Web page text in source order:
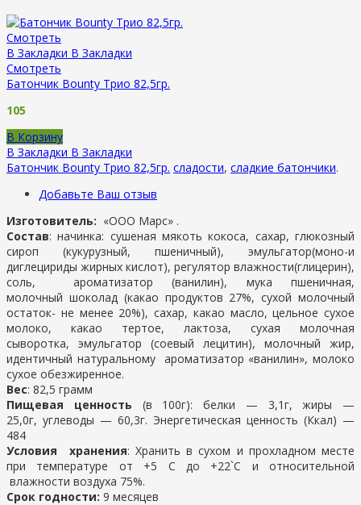
Смотреть
В Закладки В Закладки
Смотреть
Батончик Bounty Трио 82,5гр.
105
В Корзину
В Закладки В Закладки
Батончик Bounty Трио 82,5гр. сладости, сладкие батончики.
Добавьте Ваш отзыв
Изготовитель: «ООО Марс» .
Состав: начинка: сушеная мякоть кокоса, сахар, глюкозный
сироп (кукурузный, пшеничный), эмульгатор(моно-и
диглецириды жирных кислот), регулятор влажности(глицерин),
соль, ароматизатор (ванилин), мука пшеничная,
молочный шоколад (какао продуктов 27%, сухой молочный
остаток- не менее 20%), сахар, какао масло, цельное сухое
молоко, какао тертое, лактоза, сухая молочная
сыворотка, эмульгатор (соевый лецитин), молочный жир,
идентичный натуральному ароматизатор «ванилин», молоко
сухое обезжиренное.
Вес: 82,5 грамм
Пищевая ценность (в 100г): белки — 3,1г, жиры —
25,0г, углеводы — 60,3г. Энергетическая ценность (Ккал) —
484
Условия хранения: Хранить в сухом и прохладном месте
при температуре от +5 С до +22`С и относительной
влажности воздуха 75%.
Срок годности: 9 месяцев